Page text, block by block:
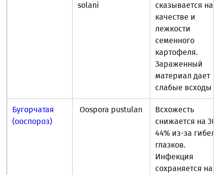
solani
сказывается на
качестве и
лежкости
семенного
картофеля.
Зараженный
материал дает
слабые всходы
Бугорчатая
(ооспороз)
Oospora pustulan
Всхожесть
снижается на 30-
44% из-за
глазков.
Инфекция
сохраняется на